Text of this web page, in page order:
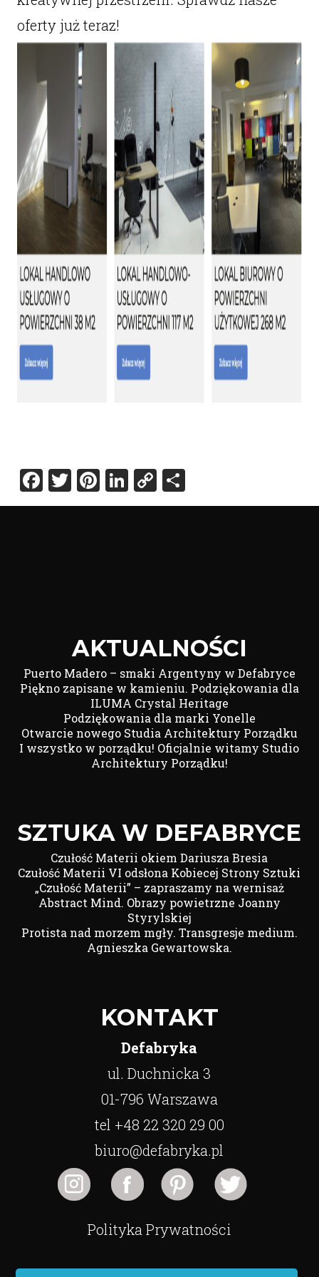
oferty już teraz!
Facebook
Twitter
Pinterest
LinkedIn
Copy
Link
Share
AKTUALNOŚCI
Puerto Madero – smaki Argentyny w Defabryce
Piękno zapisane w kamieniu. Podziękowania dla
ILUMA Crystal Heritage
Podziękowania dla marki Yonelle
Otwarcie nowego Studia Architektury Porządku
I wszystko w porządku! Oficjalnie witamy Studio
Architektury Porządku!
SZTUKA W DEFABRYCE
Czułość Materii okiem Dariusza Bresia
Czułość Materii VI odsłona Kobiecej Strony Sztuki
„Czułość Materii” – zapraszamy na wernisaż
Abstract Mind. Obrazy powietrzne Joanny
Styrylskiej
Protista nad morzem mgły. Transgresje medium.
Agnieszka Gewartowska.
KONTAKT
Defabryka
ul. Duchnicka 3
01-796 Warszawa
tel +48 22 320 29 00
biuro@defabryka.pl
Polityka Prywatności